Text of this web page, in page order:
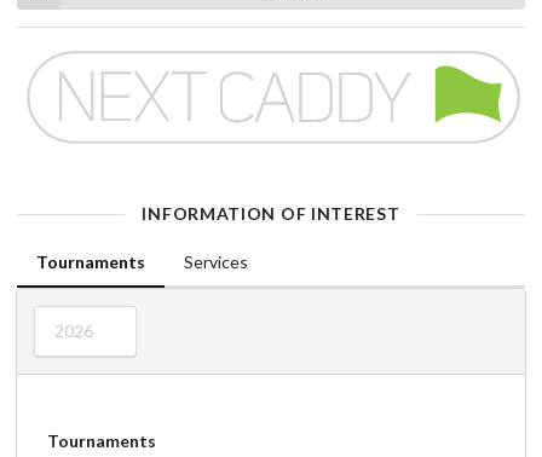
INFORMATION OF INTEREST
Tournaments Services
2026
Tournaments